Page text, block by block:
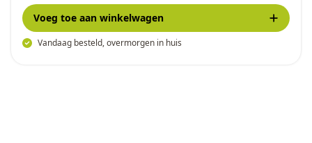
Vandaag besteld, overmorgen in huis
Voeg toe aan winkelwagen